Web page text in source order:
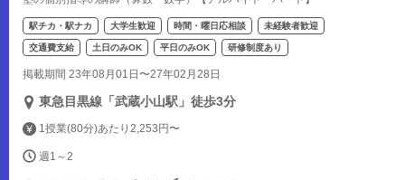
駅チカ・駅ナカ 大学生歓迎 時間・曜日応相談 未経験者歓迎
交通費支給 土日のみOK 平日のみOK 研修制度あり
掲載期間 23年08月01日〜27年02月28日
東急目黒線「武蔵小山駅」徒歩3分
1授業(80分)あたり2,253円〜
週1～2